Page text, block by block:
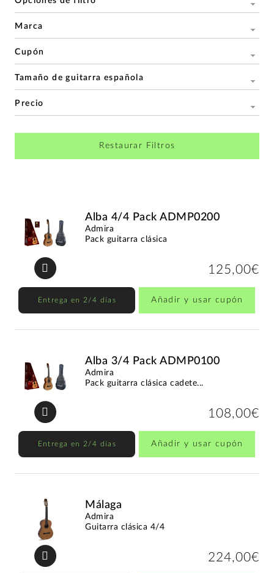
Marca
Cupón
Tamaño de guitarra española
Precio
Restaurar Filtros
Alba 4/4 Pack ADMP0200
Admira
Pack guitarra clásica
125,00€
Entrega en 2/4 días Añadir y usar cupón
Alba 3/4 Pack ADMP0100
Admira
Pack guitarra clásica cadete...
108,00€
Entrega en 2/4 días Añadir y usar cupón
Málaga
Admira
Guitarra clásica 4/4
224,00€